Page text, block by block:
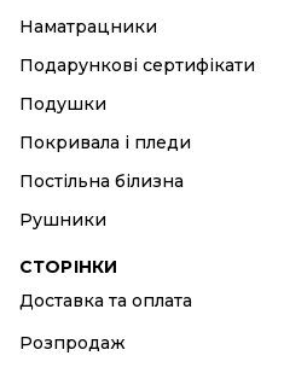
Наматрацники
Подарункові сертифікати
Подушки
Покривала і пледи
Постільна білизна
Рушники
СТОРІНКИ
Доставка та оплата
Розпродаж